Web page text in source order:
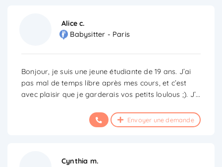
Alice c.
Babysitter - Paris
Bonjour, je suis une jeune étudiante de 19 ans. J’ai
pas mal de temps libre après mes cours, et c’est
avec plaisir que je garderais vos petits loulous ;). J’...
Envoyer une demande
Cynthia m.